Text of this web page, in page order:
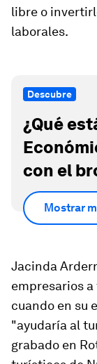
libre o
laborales.
Descubre
¿Qué
con el
Mostrar
Jacinda
empresarios
cuando en su
"ayudaría al
grabado en